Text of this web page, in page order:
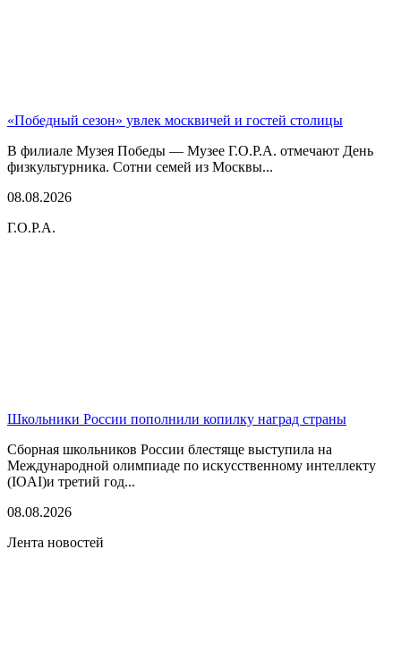
«Победный сезон» увлек москвичей и гостей столицы
В филиале Музея Победы — Музее Г.О.Р.А. отмечают День
физкультурника. Сотни семей из Москвы...
08.08.2026
Г.О.Р.А.
Школьники России пополнили копилку наград страны
Сборная школьников России блестяще выступила на
Международной олимпиаде по искусственному интеллекту
(IOAI)и третий год...
08.08.2026
Лента новостей